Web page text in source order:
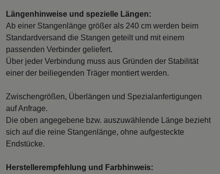
Längenhinweise und spezielle Längen:
Ab einer Stangenlänge größer als 240 cm werden beim
Standardversand die Stangen geteilt und mit einem
passenden Verbinder geliefert.
Über jeder Verbindung muss aus Gründen der Stabilität
einer der beiliegenden Träger montiert werden.
Zwischengrößen, Überlängen und Spezialanfertigungen
auf Anfrage.
Die oben angegebene bzw. auszuwählende Länge bezieht
sich auf die reine Stangenlänge, ohne aufgesteckte
Endstücke.
Herstellerempfehlung und Farbhinweis: